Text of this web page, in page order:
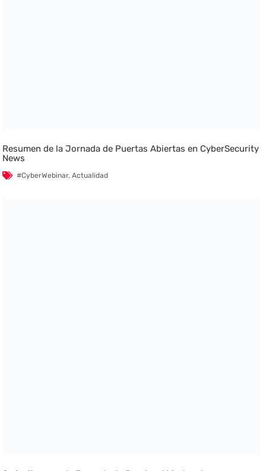
Resumen de la Jornada de Puertas Abiertas en CyberSecurity
News
#CyberWebinar,Actualidad